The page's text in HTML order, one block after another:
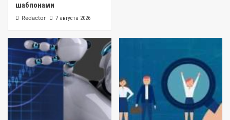
шаблонами
Redactor 7 августа 2026